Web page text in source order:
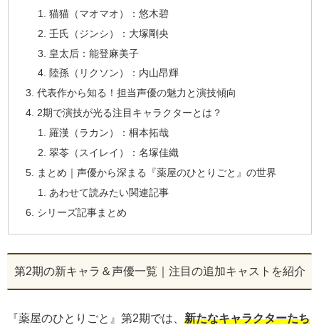
猫猫（マオマオ）：悠木碧
壬氏（ジンシ）：大塚剛央
皇太后：能登麻美子
陸孫（リクソン）：内山昂輝
代表作から知る！担当声優の魅力と演技傾向
2期で演技が光る注目キャラクターとは？
羅漢（ラカン）：桐本拓哉
翠苓（スイレイ）：名塚佳織
まとめ｜声優から深まる『薬屋のひとりごと』の世界
あわせて読みたい関連記事
シリーズ記事まとめ
第2期の新キャラ＆声優一覧｜注目の追加キャストを紹介
『薬屋のひとりごと』第2期では、 新たなキャラクターたち